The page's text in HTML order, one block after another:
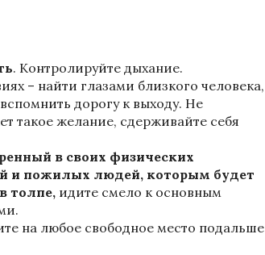
. Контролируйте дыхание.
– найти глазами близкого человека,
дорогу к выходу. Не
такое желание, сдерживайте себя
в своих физических
и пожилых людей, которым будет
толпе, идите смело к основным
на любое свободное место подальше